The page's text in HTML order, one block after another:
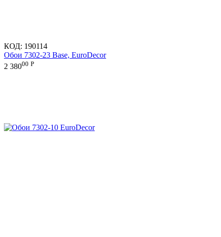
КОД: 190114
Обои 7302-23 Base, EuroDecor
2 38000 Р